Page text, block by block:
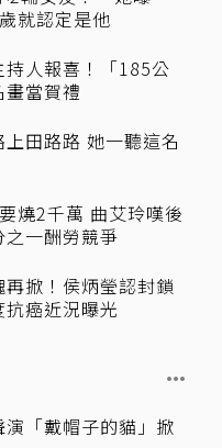
就認定是他
持人報喜！「185公
當賀禮
田路路 她一聽這名
燒2千萬 曲艾玲嘆後
一酬勞競爭
掀！侯炳瑩認封鎖
癌近況曝光
「戴帽子的貓」掀